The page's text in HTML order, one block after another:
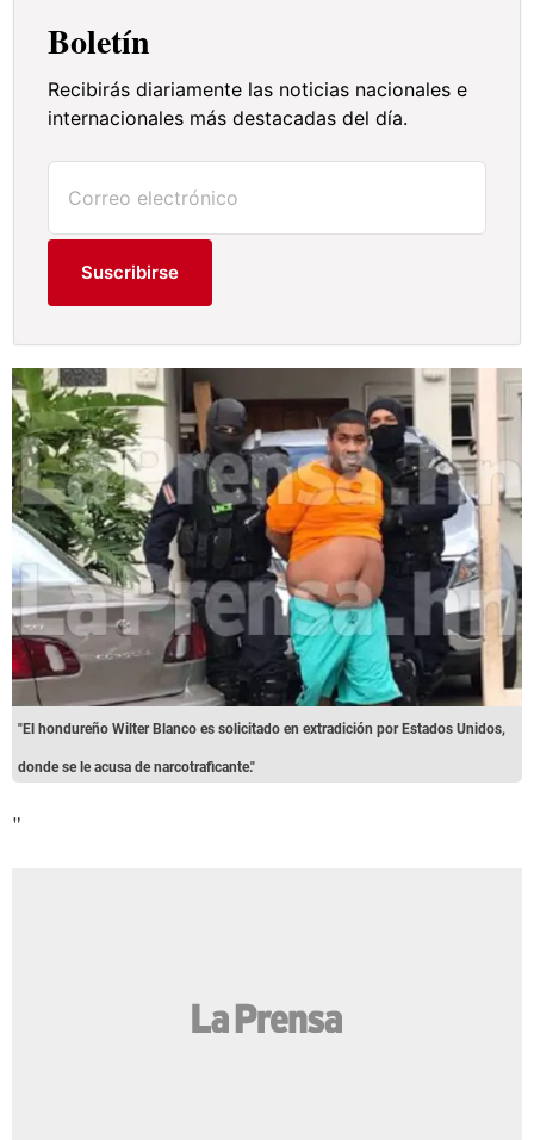
Boletín
Recibirás diariamente las noticias nacionales e
internacionales más destacadas del día.
Suscribirse
"El hondureño Wilter Blanco es solicitado en extradición por Estados Unidos,
donde se le acusa de narcotraficante."
"